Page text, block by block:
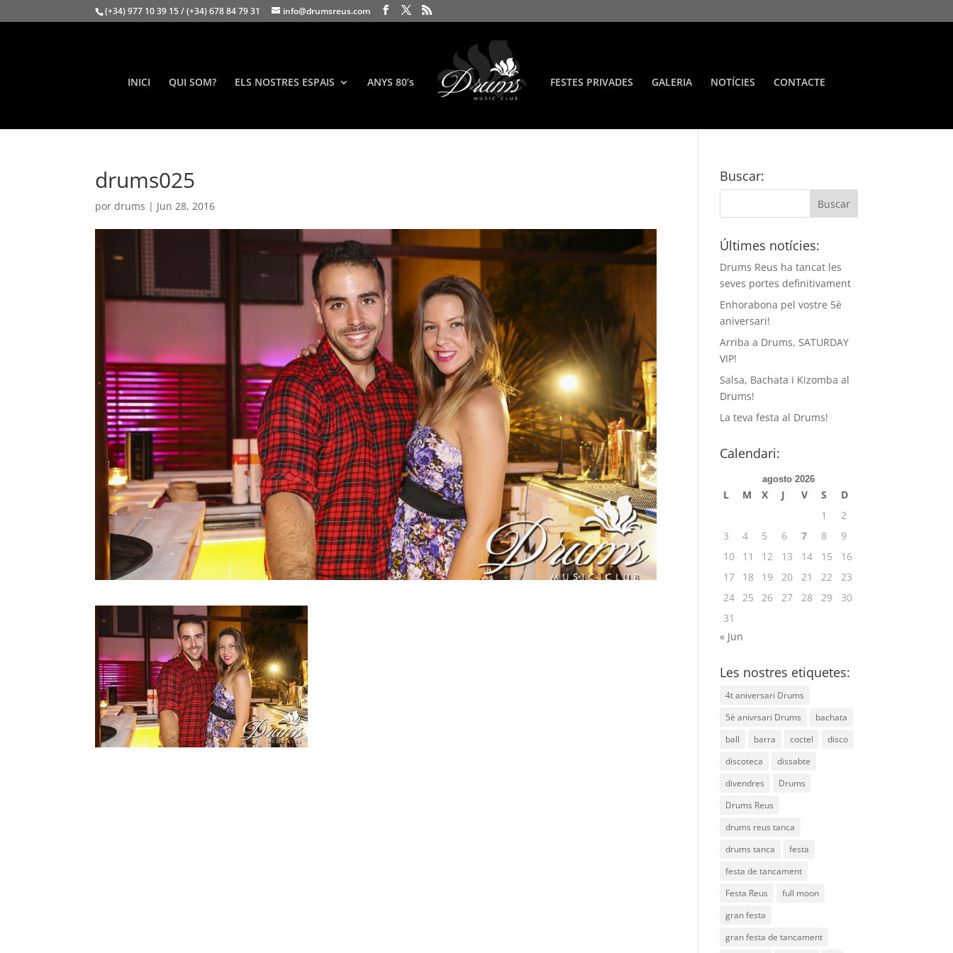
(+34) 977 10 39 15 / (+34) 678 84 79 31 info@drumsreus.com
INICI QUI SOM? ELS NOSTRES ESPAIS ANYS 80’s FESTES PRIVADES GALERIA NOTÍCIES CONTACTE
drums025
pordrums | Jun 28, 2016
Buscar:
Últimes notícies:
Drums Reus ha tancat les
seves portes definitivament
Enhorabona pel vostre 5è
aniversari!
Arriba a Drums, SATURDAY
VIP!
Salsa, Bachata i Kizomba al
Drums!
La teva festa al Drums!
Calendari:
agosto 2026
L M X J V S
D
1
2
3
4 5 6 7 8
9
10
11 12 13 14 15
16
17
18 19 20 21 22
23
24 25 26 27 28 29
30
31
« Jun
Les nostres etiquetes:
4t aniversari Drums
5è anivrsari Drums
bachata
ball
barra coctel
disco
discoteca
dissabte
divendres
Drums
Drums Reus
drums reus tanca
drums tanca
festa
festa de tancament
Festa Reus
full moon
gran festa
gran festa de tancament